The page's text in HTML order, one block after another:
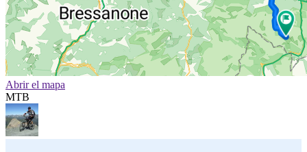
Abrir el mapa
MTB